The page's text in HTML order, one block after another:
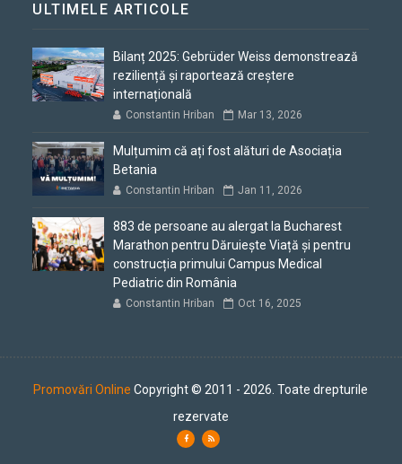
ULTIMELE ARTICOLE
Bilanț 2025: Gebrüder Weiss demonstrează
reziliență și raportează creștere
internațională
Constantin Hriban Mar 13, 2026
Mulțumim că ați fost alături de Asociația
Betania
Constantin Hriban Jan 11, 2026
883 de persoane au alergat la Bucharest
Marathon pentru Dăruiește Viață și pentru
construcția primului Campus Medical
Pediatric din România
Constantin Hriban Oct 16, 2025
Promovări Online Copyright © 2011 - 2026. Toate drepturile
rezervate